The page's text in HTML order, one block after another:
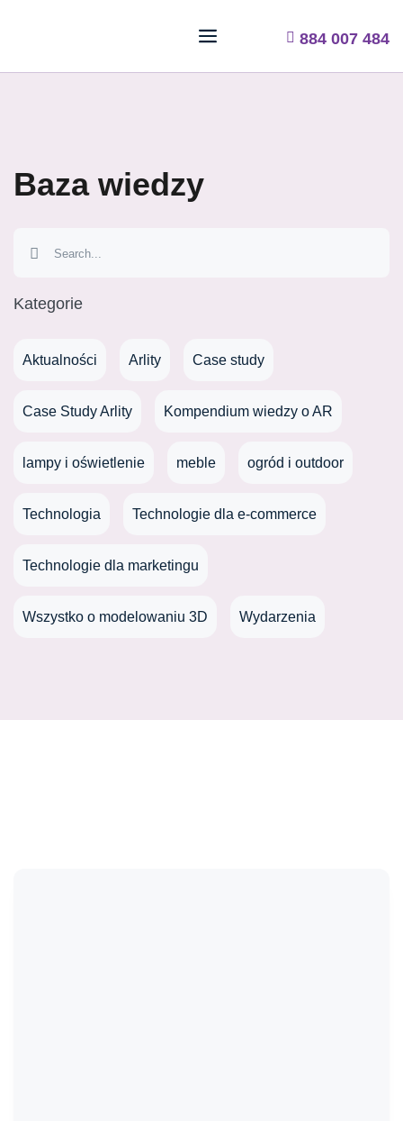
884 007 484
Baza wiedzy
Kategorie
Aktualności Arlity Case study
Case Study Arlity Kompendium wiedzy o AR
lampy i oświetlenie meble ogród i outdoor
Technologia Technologie dla e-commerce
Technologie dla marketingu
Wszystko o modelowaniu 3D Wydarzenia